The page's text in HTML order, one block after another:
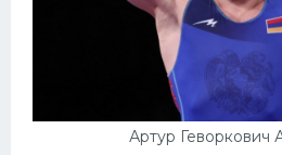
Артур Геворкович